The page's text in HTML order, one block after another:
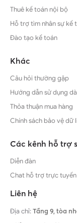
Thuê kế toán nội bộ
Hỗ trợ tìm nhân sự kế
Đào tạo kế toán
Khác
Câu hỏi thường gặp
Hướng dẫn sử dụng
Thỏa thuận mua hàng
Chính sách bảo vệ dữ
Các kênh hỗ trợ
Diễn đàn
Chat hỗ trợ trực tuyến
Liên hệ
Địa chỉ:Tầng 9, tòa